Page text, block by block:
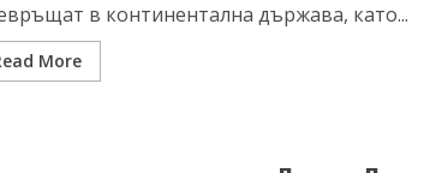
в континентална държава, като...
More